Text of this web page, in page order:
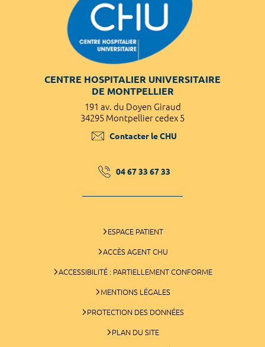
CENTRE HOSPITALIER UNIVERSITAIRE
DE MONTPELLIER
191 av. du Doyen Giraud
34295 Montpellier cedex 5
Contacter le CHU
04 67 33 67 33
ESPACE PATIENT
ACCÈS AGENT CHU
ACCESSIBILITÉ : PARTIELLEMENT CONFORME
MENTIONS LÉGALES
PROTECTION DES DONNÉES
PLAN DU SITE